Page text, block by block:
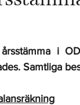
i
Samtliga